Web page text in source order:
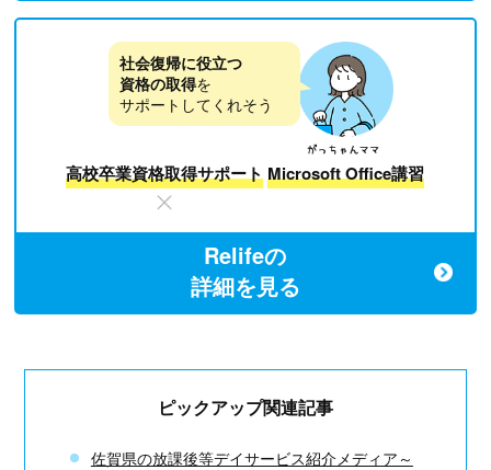
社会復帰に役立つ
資格の取得を
サポートしてくれそう
高校卒業資格取得サポート Microsoft Office講習
Relifeの
詳細を見る
ピックアップ関連記事
佐賀県の放課後等デイサービス紹介メディア～